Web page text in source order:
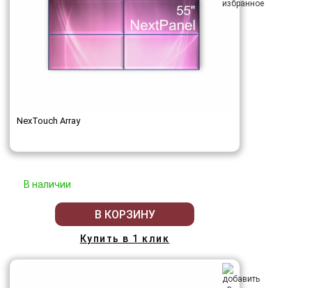
NexTouch Array
В наличии
В КОРЗИНУ
Купить в 1 клик